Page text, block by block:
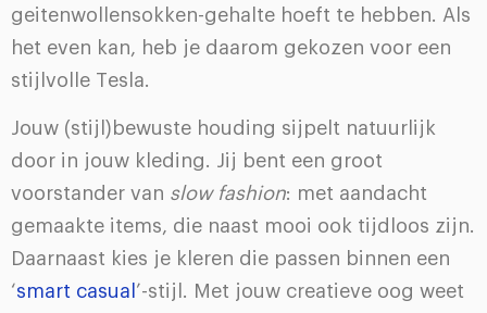
geitenwollensokken-gehalte hoeft te hebben. Als
het even kan, heb je daarom gekozen voor een
stijlvolle Tesla.
Jouw (stijl)bewuste houding sijpelt natuurlijk
door in jouw kleding. Jij bent een groot
voorstander van slow fashion: met aandacht
gemaakte items, die naast mooi ook tijdloos zijn.
Daarnaast kies je kleren die passen binnen een
‘smart casual ’-stijl. Met jouw creatieve oog weet